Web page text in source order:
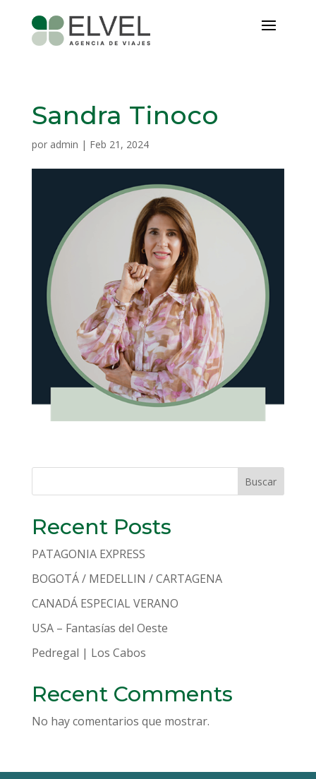
Sandra Tinoco
por admin | Feb 21, 2024
Buscar
Recent Posts
PATAGONIA EXPRESS
BOGOTÁ / MEDELLIN / CARTAGENA
CANADÁ ESPECIAL VERANO
USA – Fantasías del Oeste
Pedregal | Los Cabos
Recent Comments
No hay comentarios que mostrar.